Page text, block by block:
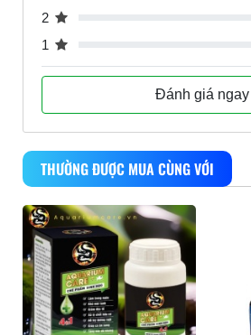
2
1
Đánh giá ngay
THƯỜNG ĐƯỢC MUA CÙNG VỚI